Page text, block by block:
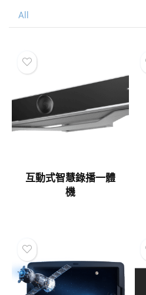
All
互動式智慧錄播一體
機